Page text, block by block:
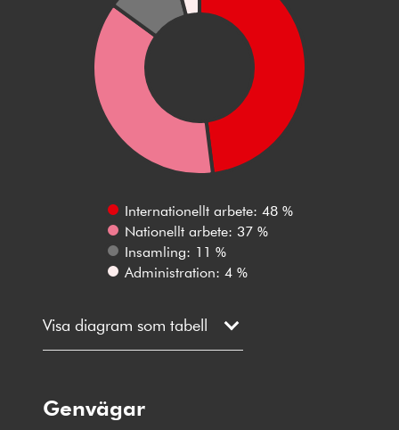
Internationellt arbete: 48 %
Nationellt arbete: 37 %
Insamling: 11 %
Administration: 4 %
Visa diagram som tabell
Genvägar